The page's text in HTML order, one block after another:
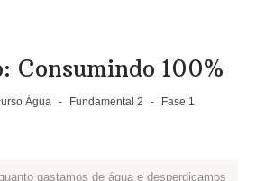
Consumindo 100%
Água - Fundamental 2 - Fase 1
gastamos de água e desperdiçamos